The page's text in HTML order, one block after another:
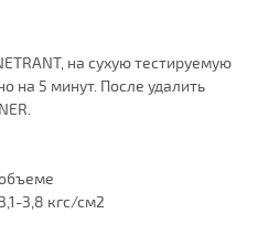
на сухую тестируемую
на 5 минут. После удалить
3,8 кгс/см2